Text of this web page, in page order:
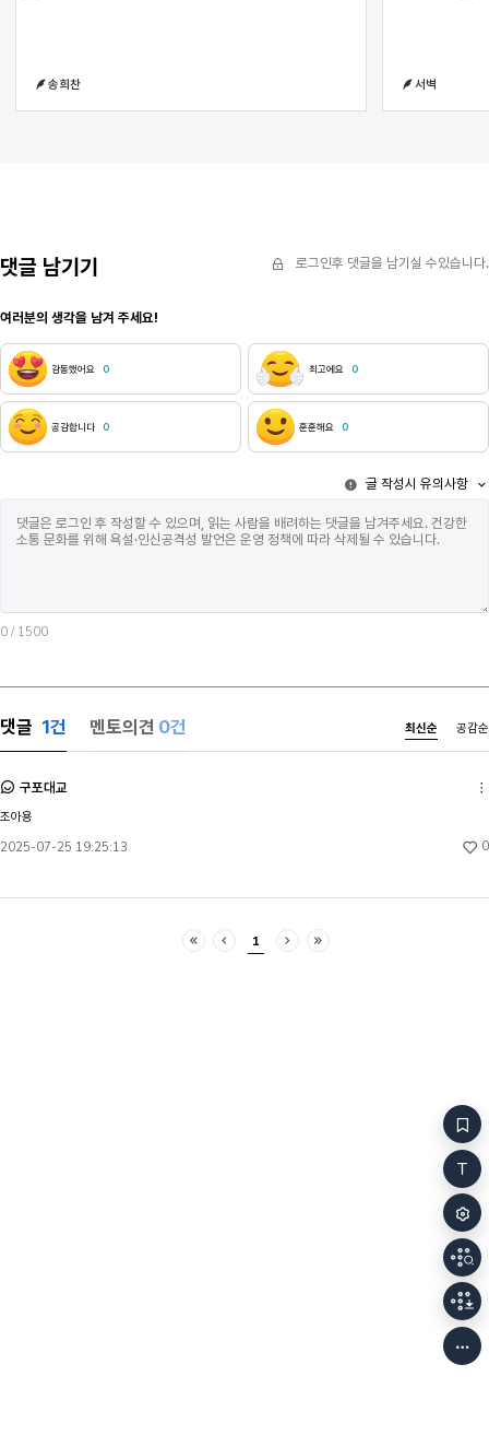
대중적인 이야기 플롯에서 자주 등장한다. 이는 일종의
모티프다. 이런 모티프는 시대에 따라 달라지기도 하고
복수라는 장르를 내세우기도 한다. 대표적인
작품으로는 다음과 같은 것이 있다. 김순옥의 &lsquo;
sbs 시리즈 드라마 &lsquo;모범택시&rsquo;,
&lsquo;열혈사제&rsquo; 등을 들 수 있다. 이런
복수극도 개인에 이야기만을 하는 드라마와 개인을
넘어 사회까지 유효한 메시지를 전달하는 드라마로
나눌 수 있다. 이로 볼 때 김순옥의 &lsquo;아내의
유혹&rsquo;은 개인과 개인 사이의 복수로
그려진다고 볼 수 있다. 반면 &lsquo;모범택시
&lsquo;모범택시&rsquo; 시리즈는 각종 사회 문제를
시리즈별로 이야기하여 그려낸다. 반면, &lsquo;
차이점은 각각 드라마의 결말까지도 영향을 미친다.
김순옥의 &lsquo;아내의 유혹&rsquo;은 악역인
구은재는 신애리에게 피해를 받은 피해자기도 하지만,
그녀에게 신애리는 친구이자 가족이기 때문이다.
않는다. 역으로 한때 악역이었던 애리를 용서하는 등
인간적인 면모를 보여주는 결말을 맺는다. 반면 사회
&lsquo;모범택시&rsquo; 시리즈와 같은 드라마는
결말을 맺는다. 그 과정은 복수극과 복수 대행 서비스
진행되고 해결된다. 그 과정에서 시청자는 악인을
송희찬
가라앉는 폐
반드시 번거
메다는 순간
그 모든 관문
웃음과 함께
바다를 향해
채로. 그러니
없는 것이다. - 바닷물에 잠기는 순간은 해선에게는 썩
유쾌하지 않
때문이다. 다
그의 등 위를
지나갔다. 해
바닥은 몇
밝히는 그곳
움직이며 저
바다의 작은
서벽
댓글 남기기 로그인후 댓글을 남기실 수있습니다.
여러분의 생각을 남겨 주세요!
감동했어요 0 최고에요 0
공감합니다 0 훈훈해요 0
글 작성시 유의사항
0 / 1500
댓글 1건 멘토의견 0건 최신순 공감순
구포대교
조아용
2025-07-25 19:25:13 0
처음 이전 1 다음마지막